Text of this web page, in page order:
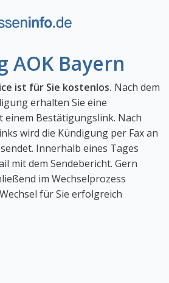
AOK Bayern
ist für Sie kostenlos. Nach dem
erhalten Sie eine
einem Bestätigungslink. Nach
wird die Kündigung per Fax an
Innerhalb eines Tages
mit dem Sendebericht. Gern
im Wechselprozess
für Sie erfolgreich